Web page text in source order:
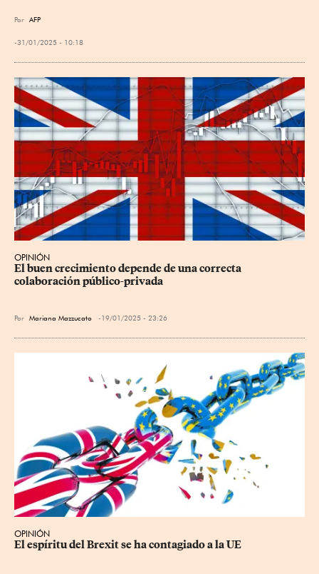
Por AFP
31/01/2025 - 10:18
OPINIÓN
El buen crecimiento depende de una correcta
colaboración público-privada
Por Mariana Mazzucato 19/01/2025 - 23:26
OPINIÓN
El espíritu del Brexit se ha contagiado a la UE